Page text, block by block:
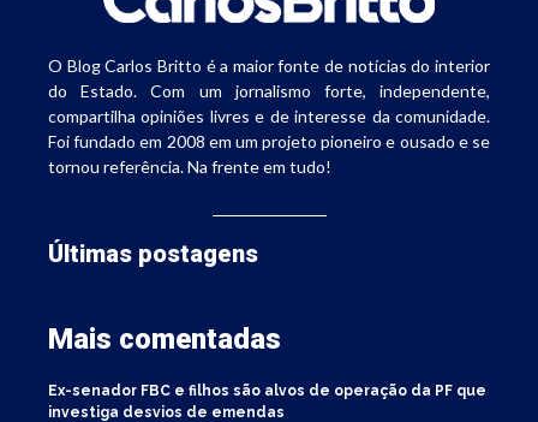
O Blog Carlos Britto é a maior fonte de notícias do interior
do Estado. Com um jornalismo forte, independente,
compartilha opiniões livres e de interesse da comunidade.
Foi fundado em 2008 em um projeto pioneiro e ousado e se
tornou referência. Na frente em tudo!
Últimas postagens
Mais comentadas
Ex-senador FBC e filhos são alvos de operação da PF que
investiga desvios de emendas